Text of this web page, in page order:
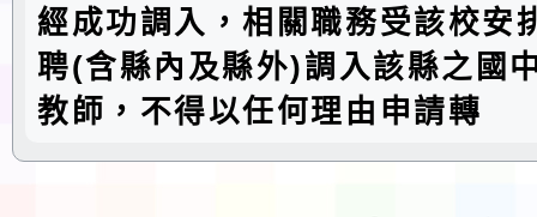
經成功調入，相關職務受該校安
聘(含縣內及縣外)調入該縣之國
教師，不得以任何理由申請轉